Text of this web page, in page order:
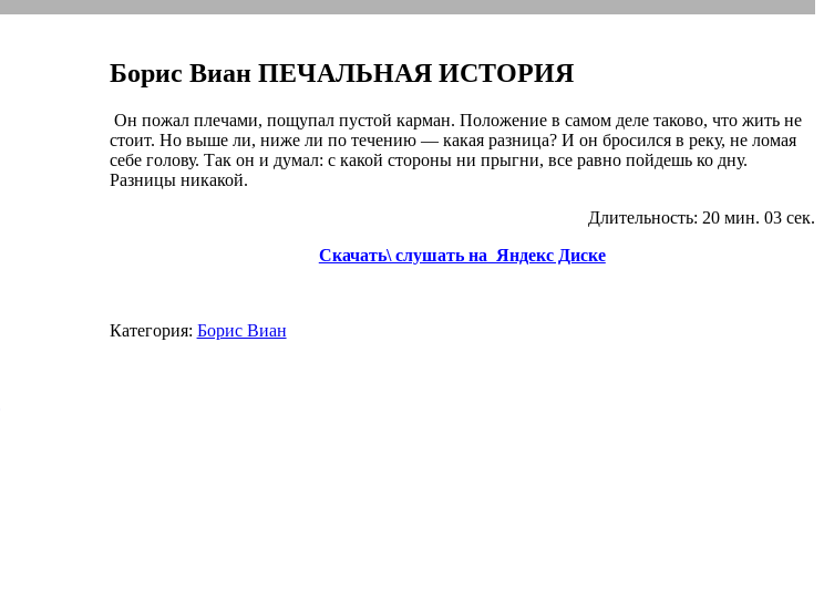
Борис Виан ПЕЧАЛЬНАЯ ИСТОРИЯ
Он пожал плечами, пощупал пустой карман. Положение в самом деле таково, что жить не
стоит. Но выше ли, ниже ли по течению — какая разница? И он бросился в реку, не ломая
себе голову. Так он и думал: с какой стороны ни прыгни, все равно пойдешь ко дну.
Разницы никакой.
Длительность: 20 мин. 03 сек.
Скачать\ слушать на Яндекс Диске
Категория: Борис Виан